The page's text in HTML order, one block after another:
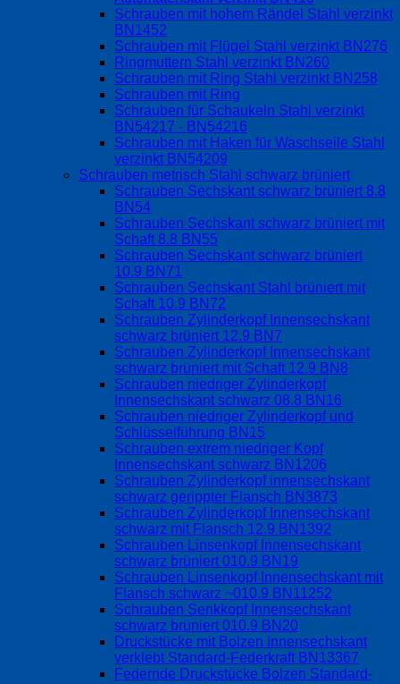
Schrauben mit hohem Rändel Stahl verzinkt
BN1452
Schrauben mit Flügel Stahl verzinkt BN276
Ringmuttern Stahl verzinkt BN260
Schrauben mit Ring Stahl verzinkt BN258
Schrauben mit Ring
Schrauben für Schaukeln Stahl verzinkt
BN54217 - BN54216
Schrauben mit Haken für Waschseile Stahl
verzinkt BN54209
Schrauben metrisch Stahl schwarz brüniert
Schrauben Sechskant schwarz brüniert 8.8
BN54
Schrauben Sechskant schwarz brüniert mit
Schaft 8.8 BN55
Schrauben Sechskant schwarz brüniert
10.9 BN71
Schrauben Sechskant Stahl brüniert mit
Schaft 10.9 BN72
Schrauben Zylinderkopf Innensechskant
schwarz brüniert 12.9 BN7
Schrauben Zylinderkopf Innensechskant
schwarz brüniert mit Schaft 12.9 BN8
Schrauben niedriger Zylinderkopf
Innensechskant schwarz 08.8 BN16
Schrauben niedriger Zylinderkopf und
Schlüsselführung BN15
Schrauben extrem niedriger Kopf
Innensechskant schwarz BN1206
Schrauben Zylinderkopf innensechskant
schwarz gerippter Flansch BN3873
Schrauben Zylinderkopf Innensechskant
schwarz mit Flansch 12.9 BN1392
Schrauben Linsenkopf Innensechskant
schwarz brüniert 010.9 BN19
Schrauben Linsenkopf Innensechskant mit
Flansch schwarz ~010.9 BN11252
Schrauben Senkkopf Innensechskant
schwarz brüniert 010.9 BN20
Druckstücke mit Bolzen Innensechskant
verklebt Standard-Federkraft BN13367
Federnde Druckstücke Bolzen Standard-